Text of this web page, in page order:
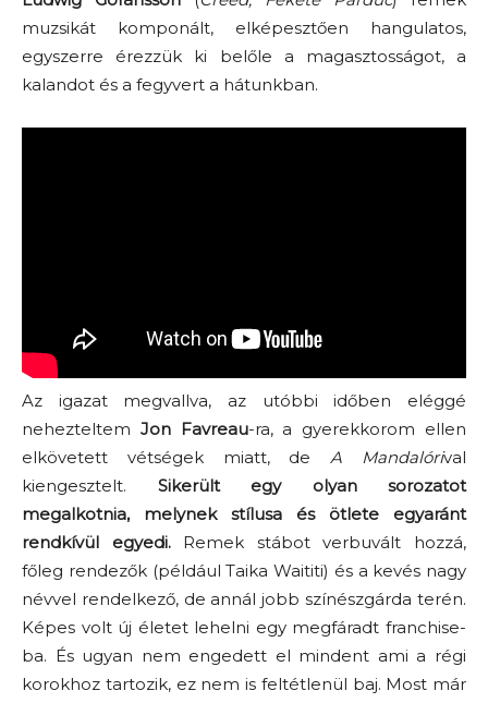
muzsikát komponált, elképesztően hangulatos,
egyszerre érezzük ki belőle a magasztosságot, a
kalandot és a fegyvert a hátunkban.
Az igazat megvallva, az utóbbi időben eléggé
nehezteltem Jon Favreau-ra, a gyerekkorom ellen
elkövetett vétségek miatt, de A Mandalórival
kiengesztelt. Sikerült egy olyan sorozatot
megalkotnia, melynek stílusa és ötlete egyaránt
rendkívül egyedi.Remek stábot verbuvált hozzá,
főleg rendezők (például Taika Waititi) és a kevés nagy
névvel rendelkező, de annál jobb színészgárda terén.
Képes volt új életet lehelni egy megfáradt franchise-
ba. És ugyan nem engedett el mindent ami a régi
korokhoz tartozik, ez nem is feltétlenül baj. Most már